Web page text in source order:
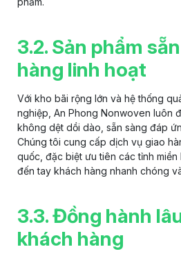
3.2. Sản phẩm
hàng linh hoạt
Với kho bãi rộng lớn và hệ thống
nghiệp, An Phong Nonwoven luôn
không dệt dồi dào, sẵn sàng đáp
Chúng tôi cung cấp dịch vụ giao
quốc, đặc biệt ưu tiên các tỉnh miền
đến tay khách hàng nhanh chóng
3.3. Đồng hành
khách hàng